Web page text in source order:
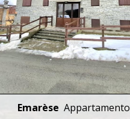
Emarèse Appartamento